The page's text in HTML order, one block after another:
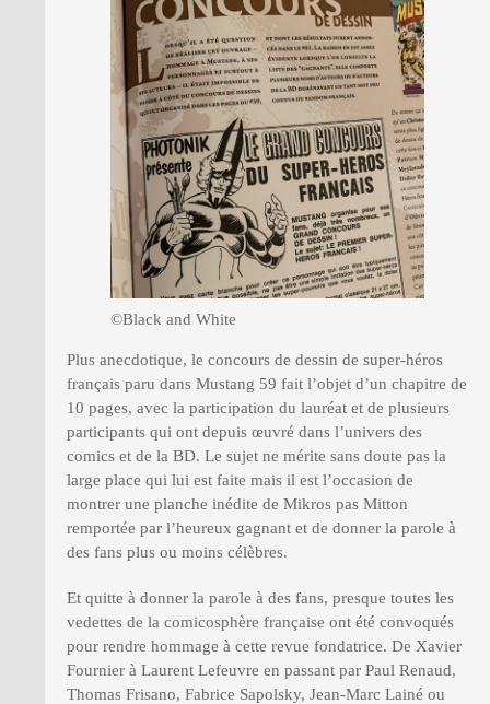
©Black and White
Plus anecdotique, le concours de dessin de super-héros
français paru dans Mustang 59 fait l’objet d’un chapitre de
10 pages, avec la participation du lauréat et de plusieurs
participants qui ont depuis œuvré dans l’univers des
comics et de la BD. Le sujet ne mérite sans doute pas la
large place qui lui est faite mais il est l’occasion de
montrer une planche inédite de Mikros pas Mitton
remportée par l’heureux gagnant et de donner la parole à
des fans plus ou moins célèbres.
Et quitte à donner la parole à des fans, presque toutes les
vedettes de la comicosphère française ont été convoqués
pour rendre hommage à cette revue fondatrice. De Xavier
Fournier à Laurent Lefeuvre en passant par Paul Renaud,
Thomas Frisano, Fabrice Sapolsky, Jean-Marc Lainé ou